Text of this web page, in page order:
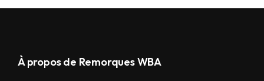
À propos de Remorques WBA